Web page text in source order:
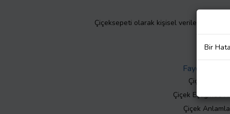
Çiçeksepeti olarak kişisel verilerinizin
Faydalı Bilgiler
Çiçek Bakımı
Çiçek Eşliğinde
Çiçek
Bir